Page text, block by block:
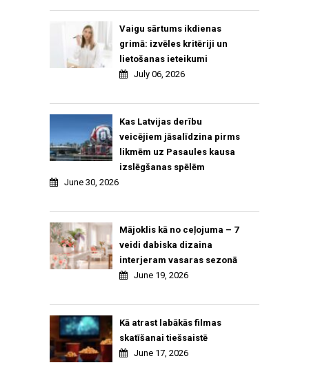
Vaigu sārtums ikdienas
grimā: izvēles kritēriji un
lietošanas ieteikumi
July 06, 2026
Kas Latvijas derību
veicējiem jāsalīdzina pirms
likmēm uz Pasaules kausa
izslēgšanas spēlēm
June 30, 2026
Mājoklis kā no ceļojuma – 7
veidi dabiska dizaina
interjeram vasaras sezonā
June 19, 2026
Kā atrast labākās filmas
skatīšanai tiešsaistē
June 17, 2026